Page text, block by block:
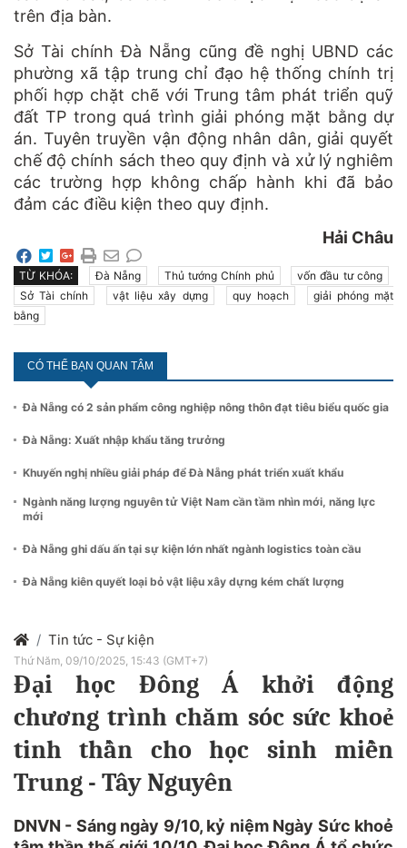
trên địa bàn.
Sở Tài chính Đà Nẵng cũng đề nghị UBND các
phường xã tập trung chỉ đạo hệ thống chính trị
phối hợp chặt chẽ với Trung tâm phát triển quỹ
đất TP trong quá trình giải phóng mặt bằng dự
án. Tuyên truyền vận động nhân dân, giải quyết
chế độ chính sách theo quy định và xử lý nghiêm
các trường hợp không chấp hành khi đã bảo
đảm các điều kiện theo quy định.
Hải Châu
TỪ KHÓA: Đà Nẵng Thủ tướng Chính phủ
vốn đầu tư công
Sở Tài chính
vật liệu xây dựng quy hoạch
giải phóng mặt
bằng
CÓ THỂ BẠN QUAN TÂM
Đà Nẵng có 2 sản phẩm công nghiệp nông thôn đạt tiêu biểu quốc gia
Đà Nẵng: Xuất nhập khẩu tăng trưởng
Khuyến nghị nhiều giải pháp để Đà Nẵng phát triển xuất khẩu
Ngành năng lượng nguyên tử Việt Nam cần tầm nhìn mới, năng lực
mới
Đà Nẵng ghi dấu ấn tại sự kiện lớn nhất ngành logistics toàn cầu
Đà Nẵng kiên quyết loại bỏ vật liệu xây dựng kém chất lượng
Tin tức - Sự kiện
Thứ Năm, 09/10/2025, 15:43 (GMT+7)
Đại học Đông Á khởi động
chương trình chăm sóc sức khoẻ
tinh thần cho học sinh miền
Trung - Tây Nguyên
DNVN - Sáng ngày 9/10, kỷ niệm Ngày Sức khoẻ